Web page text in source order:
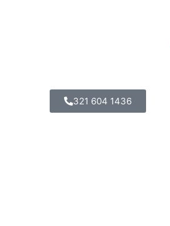
321 604 1436